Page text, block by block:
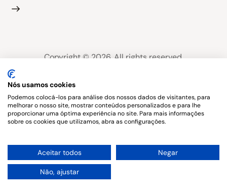
Copyright © 2026. All rights reserved.
Nós usamos cookies
Podemos colocá-los para análise dos nossos dados de visitantes, para
melhorar o nosso site, mostrar conteúdos personalizados e para lhe
proporcionar uma óptima experiência no site. Para mais informações
sobre os cookies que utilizamos, abra as configurações.
Aceitar todos Negar
Não, ajustar